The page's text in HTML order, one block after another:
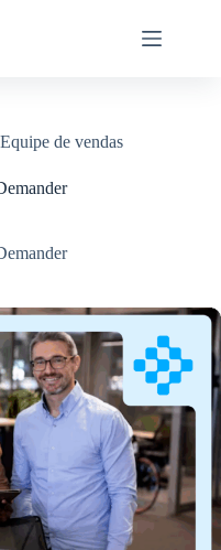
Equipe de vendas